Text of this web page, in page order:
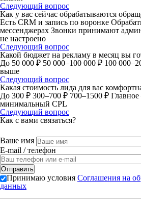
Следующий вопрос
Как у вас сейчас обрабатываются
Есть CRM и запись по воронке
мессенджерах Звонки принимают
не настроено
Следующий вопрос
Какой бюджет на рекламу в месяц вы
До 50 000 ₽ 50 000–100 000 ₽ 100
выше
Следующий вопрос
Какая стоимость лида для вас
До 300 ₽ 300–700 ₽ 700–1500 ₽
минимальный CPL
Следующий вопрос
Как с вами связаться?
Ваше имя
E-mail / телефон
Принимаю условия Соглашения на
данных